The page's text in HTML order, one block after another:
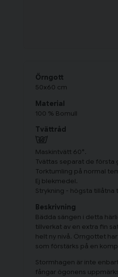
Örngott
50x60 cm
Material
100 % Bomull
Tvättråd
Maskintvätt 60°.
Tvättas separat de första
Torktumling på normal
Ej blekmedel.
Strykning - högsta tillåtna
Beskrivning
Bädda sängen i detta
tillverkat av en extra fin
helt ny nivå. Örngottet
som förstärks på en
Stormhagen är inte
fångar ögonens